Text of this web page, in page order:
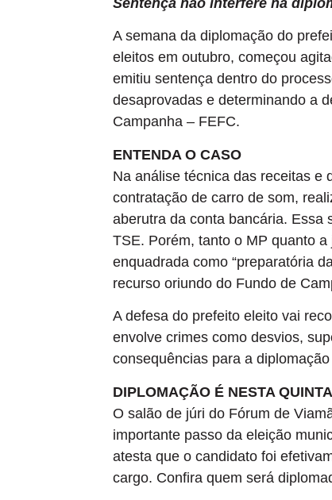
Sentença não interfere na
A semana da diplomação do
eleitos em outubro, começou
emitiu sentença dentro do
desaprovadas e determinando a
Campanha – FEFC.
ENTENDA O CASO
Na análise técnica das receitas e
contratação de carro de som,
aberutra da conta bancária. Essa
TSE. Porém, tanto o MP quanto
enquadrada como “preparatória
recurso oriundo do Fundo de
A defesa do prefeito eleito vai
envolve crimes como desvios,
consequências para a
DIPLOMAÇÃO É NESTA
O salão de júri do Fórum de
importante passo da eleição
atesta que o candidato foi
cargo. Confira quem será